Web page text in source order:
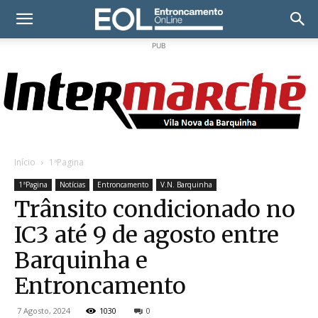
PUB
Início 1ªPagina
1ªPagina Notícias Entroncamento V.N. Barquinha
Trânsito condicionado no
IC3 até 9 de agosto entre
Barquinha e
Entroncamento
7 Agosto, 2024 1030 0